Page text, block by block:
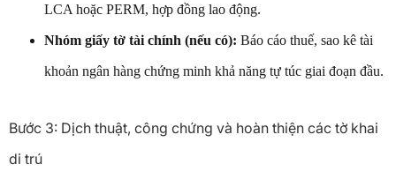
LCA hoặc PERM, hợp đồng lao động.
Nhóm giấy tờ tài chính (nếu có): Báo cáo thuế, sao kê tài
khoản ngân hàng chứng minh khả năng tự túc giai đoạn đầu.
Bước 3: Dịch thuật, công chứng và hoàn thiện các tờ khai
di trú